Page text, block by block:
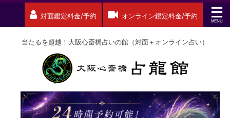
対面鑑定料金/予約 オンライン鑑定料金/予約
当たるを超越！大阪心斎橋占いの館（対面＋オンライン占い）